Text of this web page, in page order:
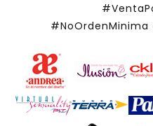
#NoOrdenMinima